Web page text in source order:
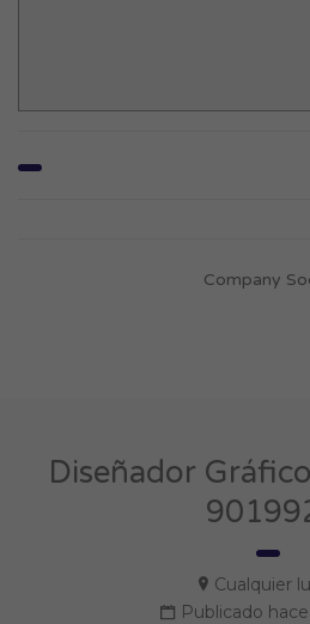
Company
Diseñador
Cualquier
Publicado